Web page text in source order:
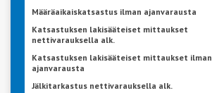
Määräaikaiskatsastus ilman ajanvarausta
Katsastuksen lakisääteiset mittaukset
nettivarauksella alk.
Katsastuksen lakisääteiset mittaukset ilman
ajanvarausta
Jälkitarkastus nettivarauksella alk.